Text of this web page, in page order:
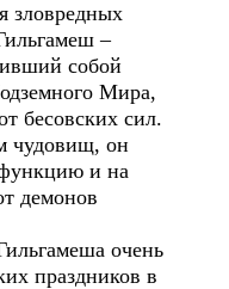
зловредных
–
собой
Мира,
бесовских сил.
чудовищ, он
и на
демонов
очень
праздников в